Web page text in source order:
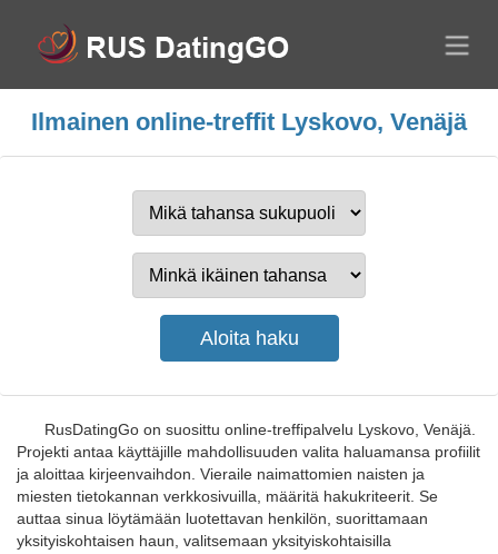
Ilmainen online-treffit Lyskovo, Venäjä
RusDatingGo on suosittu online-treffipalvelu Lyskovo, Venäjä.
Projekti antaa käyttäjille mahdollisuuden valita haluamansa profiilit
ja aloittaa kirjeenvaihdon. Vieraile naimattomien naisten ja
miesten tietokannan verkkosivuilla, määritä hakukriteerit. Se
auttaa sinua löytämään luotettavan henkilön, suorittamaan
yksityiskohtaisen haun, valitsemaan yksityiskohtaisilla